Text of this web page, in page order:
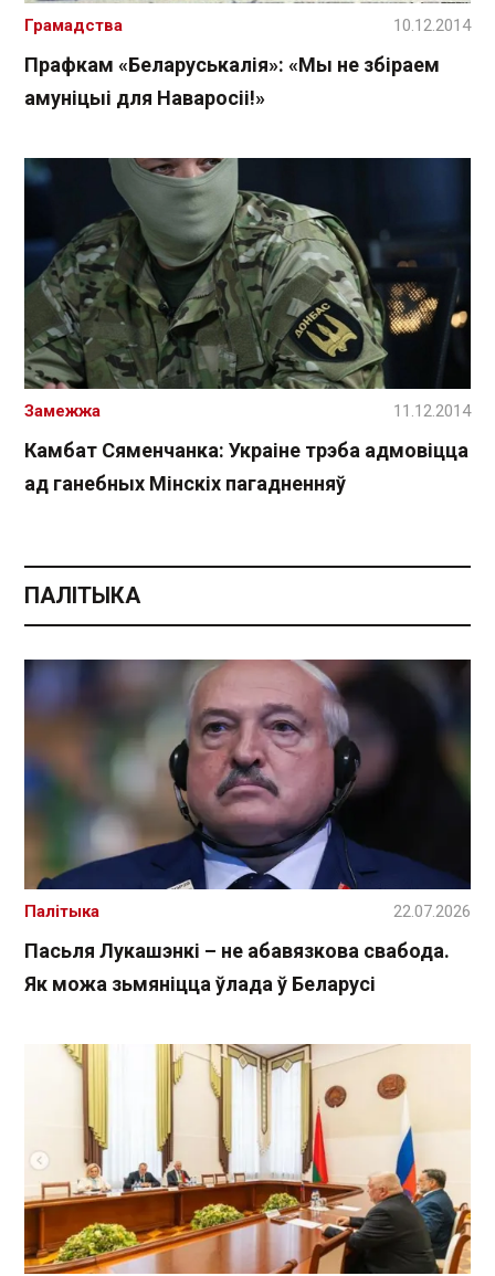
Прафкам «Беларуськалія»: «Мы не збіраем
амуніцыі для Наваросіі!»
Грамадства 10.12.2014
Камбат Сяменчанка: Украіне трэба адмовіцца
ад ганебных Мінскіх пагадненняў
Замежжа 11.12.2014
ПАЛІТЫКА
Пасьля Лукашэнкі – не абавязкова свабода.
Як можа зьмяніцца ўлада ў Беларусі
Палітыка 22.07.2026